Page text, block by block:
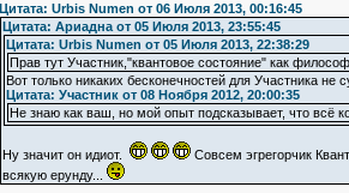
Цитата: Urbis Numen от 06 Июля 2013, 00:16:45
Цитата: Ариадна от 05 Июля 2013, 23:55:45
Цитата: Urbis Numen от 05 Июля 2013, 22:38:29
Прав тут Участник,"квантовое состояние" как
Вот только никаких бесконечностей для Участника
Цитата: Участник от 08 Ноября 2012, 20:00:35
Не знаю как ваш, но мой опыт подсказывает, что всё
Ну значит он идиот. Совсем эгрегорчик
всякую ерунду...